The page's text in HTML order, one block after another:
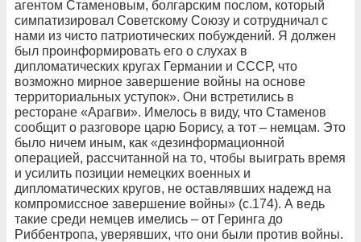
агентом Стаменовым, болгарским послом, который
симпатизировал Советскому Союзу и сотрудничал с
нами из чисто патриотических побуждений. Я должен
был проинформировать его о слухах в
дипломатических кругах Германии и СССР, что
возможно мирное завершение войны на основе
территориальных уступок». Они встретились в
ресторане «Арагви». Имелось в виду, что Стаменов
сообщит о разговоре царю Борису, а тот – немцам. Это
было ничем иным, как «дезинформационной
операцией, рассчитанной на то, чтобы выиграть время
и усилить позиции немецких военных и
дипломатических кругов, не оставлявших надежд на
компромиссное завершение войны» (с.174). А ведь
такие среди немцев имелись – от Геринга до
Риббентропа, уверявших, что они были против войны.